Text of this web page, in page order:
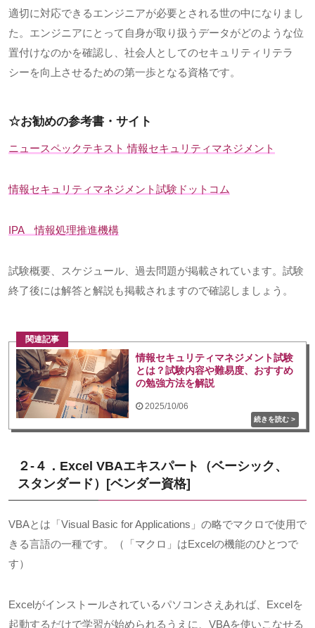
適切に対応できるエンジニアが必要とされる世の中になりまし
た。エンジニアにとって自身が取り扱うデータがどのような位
置付けなのかを確認し、社会人としてのセキュリティリテラ
シーを向上させるための第一歩となる資格です。
☆お勧めの参考書・サイト
ニュースペックテキスト 情報セキュリティマネジメント
情報セキュリティマネジメント試験ドットコム
IPA情報処理推進機構
試験概要、スケジュール、過去問題が掲載されています。試験
終了後には解答と解説も掲載されますので確認しましょう。
関連記事
情報セキュリティマネジメント試験
とは？試験内容や難易度、おすすめ
の勉強方法を解説
2025/10/06
２-４．Excel VBAエキスパート（ベーシック、
スタンダード） [ベンダー資格]
VBAとは「Visual Basic for Applications 」の略でマクロで使用で
きる言語の一種です。（「マクロ」はExcelの機能のひとつで
す）
Excelがインストールされているパソコンさえあれば、 Excelを
起動するだけで学習が始められるうえに、VBAを使いこなせる